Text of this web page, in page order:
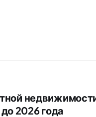
2026 года